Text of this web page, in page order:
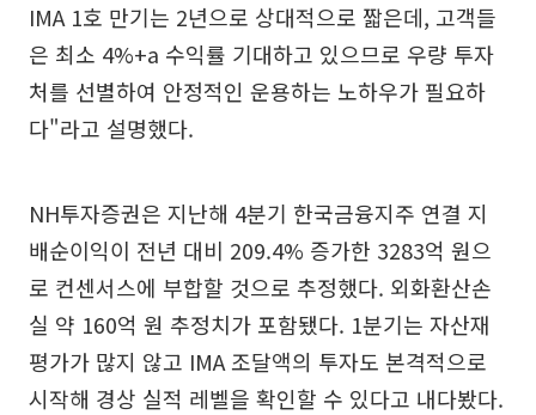
IMA 1호 만기는 2년으로 상대적으로 짧은데, 고객들
은 최소 4%+a 수익률 기대하고 있으므로 우량 투자
처를 선별하여 안정적인 운용하는 노하우가 필요하
다"라고 설명했다.
NH투자증권은 지난해 4분기 한국금융지주 연결 지
배순이익이 전년 대비 209.4% 증가한 3283억 원으
로 컨센서스에 부합할 것으로 추정했다. 외화환산손
실 약 160억 원 추정치가 포함됐다. 1분기는 자산재
평가가 많지 않고 IMA 조달액의 투자도 본격적으로
시작해 경상 실적 레벨을 확인할 수 있다고 내다봤다.